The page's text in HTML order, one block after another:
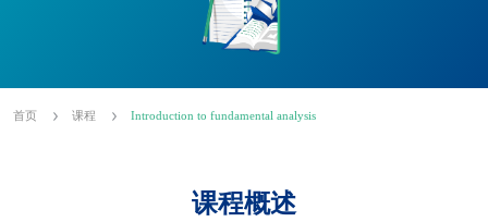
首页 课程 Introduction to fundamental analysis
课程概述